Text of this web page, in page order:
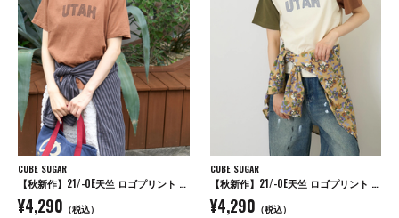
CUBE SUGAR
【秋新作】21/-OE天竺 ロゴプリント ジャストサイズ Tシャツ
¥4,290 （税込）
CUBE SUGAR
【秋新作】21/-OE天竺 ロゴプリント ジャストサイズ Tシャツ
¥4,290 （税込）